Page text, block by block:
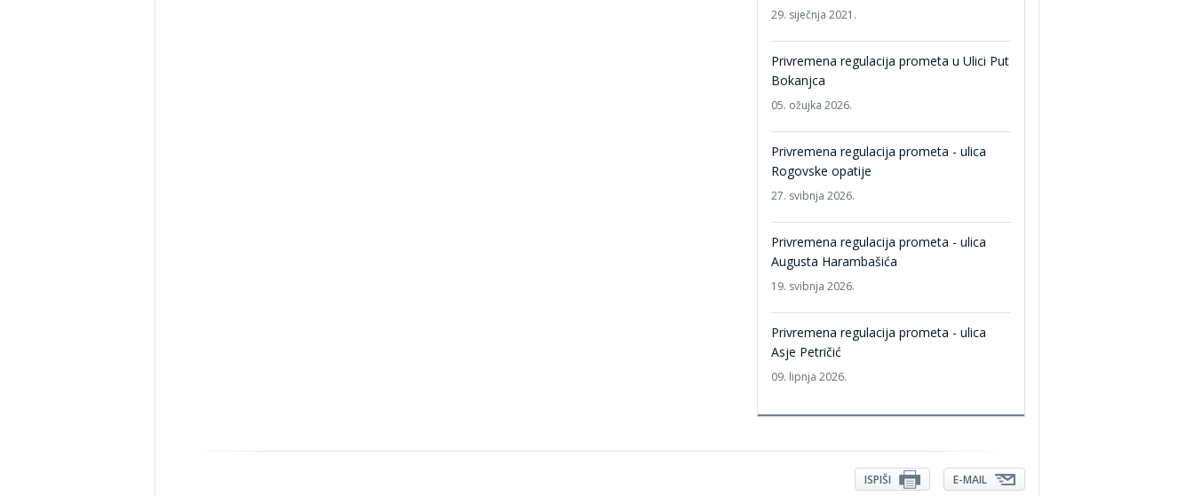
29. siječnja 2021.
Privremena regulacija prometa u Ulici Put
Bokanjca
05. ožujka 2026.
Privremena regulacija prometa - ulica
Rogovske opatije
27. svibnja 2026.
Privremena regulacija prometa - ulica
Augusta Harambašića
19. svibnja 2026.
Privremena regulacija prometa - ulica
Asje Petričić
09. lipnja 2026.
E-MAIL
ISPIŠI